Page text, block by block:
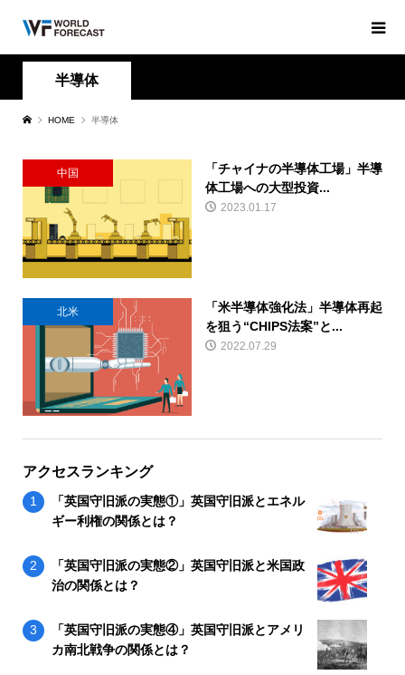
半導体
HOME 半導体
中国
「チャイナの半導体工場」半導
体工場への大型投資...
2023.01.17
北米
「米半導体強化法」半導体再起
を狙う“CHIPS法案”と...
2022.07.29
アクセスランキング
「英国守旧派の実態①」英国守旧派とエネル
ギー利権の関係とは？
「英国守旧派の実態②」英国守旧派と米国政
治の関係とは？
「英国守旧派の実態④」英国守旧派とアメリ
カ南北戦争の関係とは？